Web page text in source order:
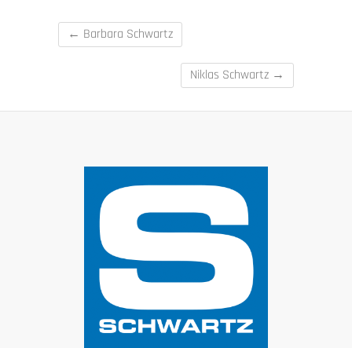
← Barbara Schwartz
Niklas Schwartz →